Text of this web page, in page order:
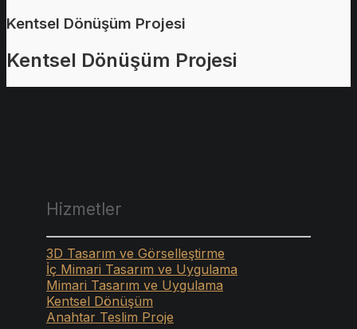
Kentsel Dönüşüm Projesi
Kentsel Dönüşüm Projesi
Hizmetler
3D Tasarım ve Görselleştirme
İç Mimari Tasarım ve Uygulama
Mimari Tasarım ve Uygulama
Kentsel Dönüşüm
Anahtar Teslim Proje